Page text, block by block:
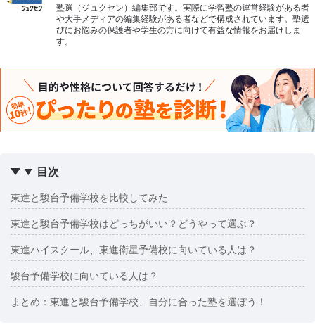
塾選（ジュクセン）編集部です。実際に学習塾の運営経験がある者
や大手メディアの編集経験がある者などで構成されています。塾選
びにお悩みの保護者や学生の方に向けて有益な情報をお届けしま
す。
目次
東進と駿台予備学校を比較してみた
東進と駿台予備学校はどっちがいい？どうやって選ぶ？
東進ハイスクール、東進衛星予備校に向いている人は？
駿台予備学校に向いている人は？
まとめ：東進と駿台予備学校、自分に合った塾を選ぼう！